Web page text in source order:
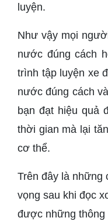
luyện.
Như vậy mọi
nước đúng cách
trình tập luyện xe
nước đúng cách
bạn đạt hiệu quả
thời gian mà lại
cơ thể.
Trên đây là những
vọng sau khi đọc
được những thông